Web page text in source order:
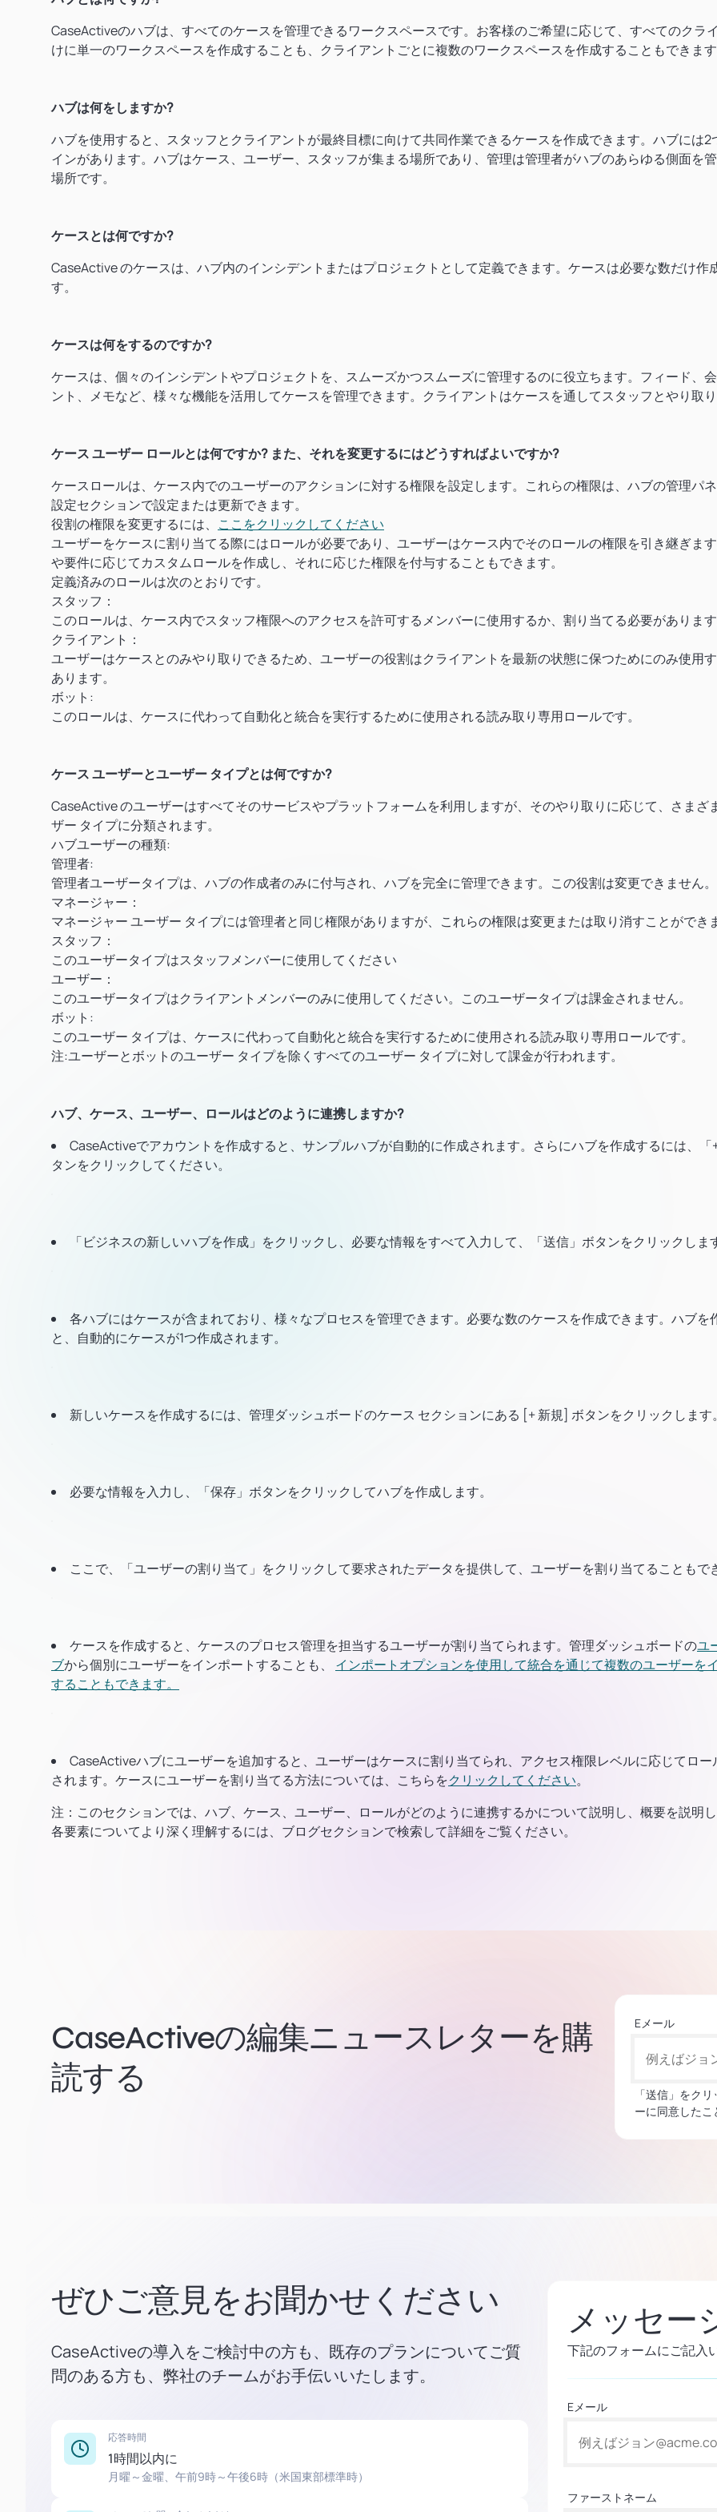
CaseActiveのハブは、すべてのケースを管理できるワークスペースです。お客様のご希望に応じて、すべてのクラ
けに単一のワークスペースを作成することも、クライアントごとに複数のワークスペースを作成することもできます
ハブは何をしますか?
ハブを使用すると、スタッフとクライアントが最終目標に向けて共同作業できるケースを作成できます。ハブには2
インがあります。ハブはケース、ユーザー、スタッフが集まる場所であり、管理は管理者がハブのあらゆる側面を
場所です。
ケースとは何ですか?
CaseActive のケースは、ハブ内のインシデントまたはプロジェクトとして定義できます。ケースは必要な数だけ作
す。
ケースは何をするのですか?
ケースは、個々のインシデントやプロジェクトを、スムーズかつスムーズに管理するのに役立ちます。フィード、
ント、メモなど、様々な機能を活用してケースを管理できます。クライアントはケースを通してスタッフとやり取り
ケース ユーザー ロールとは何ですか? また、それを変更するにはどうすればよいですか?
ケースロールは、ケース内でのユーザーのアクションに対する権限を設定します。これらの権限は、ハブの管理パ
設定セクションで設定または更新できます。
役割の権限を変更するには、 ここをクリックしてください
ユーザーをケースに割り当てる際にはロールが必要であり、ユーザーはケース内でそのロールの権限を引き継ぎま
や要件に応じてカスタムロールを作成し、それに応じた権限を付与することもできます。
定義済みのロールは次のとおりです。
スタッフ：
このロールは、ケース内でスタッフ権限へのアクセスを許可するメンバーに使用するか、割り当てる必要があります
クライアント：
ユーザーはケースとのみやり取りできるため、ユーザーの役割はクライアントを最新の状態に保つためにのみ使用
あります。
ボット:
このロールは、ケースに代わって自動化と統合を実行するために使用される読み取り専用ロールです。
ケース ユーザーとユーザー タイプとは何ですか?
CaseActive のユーザーはすべてそのサービスやプラットフォームを利用しますが、そのやり取りに応じて、さまざ
ザー タイプに分類されます。
ハブユーザーの種類:
管理者:
管理者ユーザータイプは、ハブの作成者のみに付与され、ハブを完全に管理できます。この役割は変更できません。
マネージャー：
マネージャー ユーザー タイプには管理者と同じ権限がありますが、これらの権限は変更または取り消すことができま
スタッフ：
このユーザータイプはスタッフメンバーに使用してください
ユーザー：
このユーザータイプはクライアントメンバーのみに使用してください。このユーザータイプは課金されません。
ボット:
このユーザー タイプは、ケースに代わって自動化と統合を実行するために使用される読み取り専用ロールです。
注:ユーザーとボットのユーザー タイプを除くすべてのユーザー タイプに対して課金が行われます。
ハブ、ケース、ユーザー、ロールはどのように連携しますか?
CaseActiveでアカウントを作成すると、サンプルハブが自動的に作成されます。さらにハブを作成するには、「
タンをクリックしてください。
「ビジネスの新しいハブを作成」をクリックし、必要な情報をすべて入力して、「送信」ボタンをクリックしま
各ハブにはケースが含まれており、様々なプロセスを管理できます。必要な数のケースを作成できます。ハブを
と、自動的にケースが1つ作成されます。
新しいケースを作成するには、管理ダッシュボードのケース セクションにある [+ 新規] ボタンをクリックします。
必要な情報を入力し、「保存」ボタンをクリックしてハブを作成します。
ここで、「ユーザーの割り当て」をクリックして要求されたデータを提供して、ユーザーを割り当てることもで
ケースを作成すると、ケースのプロセス管理を担当するユーザーが割り当てられます。管理ダッシュボードのユ
ブから個別にユーザーをインポートすることも、 インポートオプションを使用して統合を通じて複数のユーザーを
することもできます。
CaseActiveハブにユーザーを追加すると、ユーザーはケースに割り当てられ、アクセス権限レベルに応じてロー
されます。ケースにユーザーを割り当てる方法については、こちらをクリックしてください。
注： このセクションでは、ハブ、ケース、ユーザー、ロールがどのように連携するかについて説明し、概要を説明し
各要素についてより深く理解するには、ブログセクションで検索して詳細をご覧ください。
CaseActiveの編集ニュースレターを購
読する
Eメール
「送信」をク
ーに同意したこ
ぜひご意見をお聞かせください
CaseActiveの導入をご検討中の方も、既存のプランについてご質
問のある方も、弊社のチームがお手伝いいたします。
応答時間
1時間以内に
月曜～金曜、午前9時～午後6時（米国東部標準時）
メッセー
下記のフォームにご記入
Eメール
ファーストネーム